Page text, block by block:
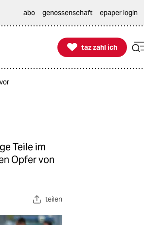
abo genossenschaft epaper login

taz zahl ich
taz zahl ich
Teile im
Opfer von
teilen